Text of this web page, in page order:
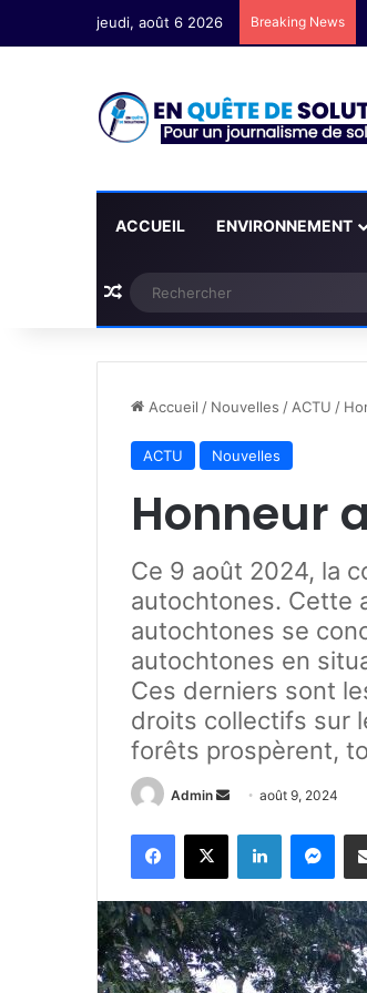
jeudi, août 6 2026 Breaking News
ACCUEIL ENVIRONNEMENT
Plus d'articles
Accueil / Nouvelles / ACTU /
ACTU Nouvelles
Honneur
Ce 9 août 2024, la
autochtones. Cette
autochtones se
autochtones en
Ces derniers sont
droits collectifs sur
forêts prospèrent,
Admin
y
e
r
u
août 9, 2024